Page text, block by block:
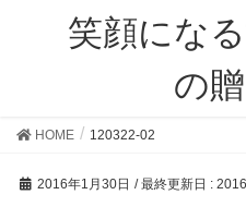
笑顔にな
の
HOME 120322-02
2016年1月30日 / 最終更新日 :